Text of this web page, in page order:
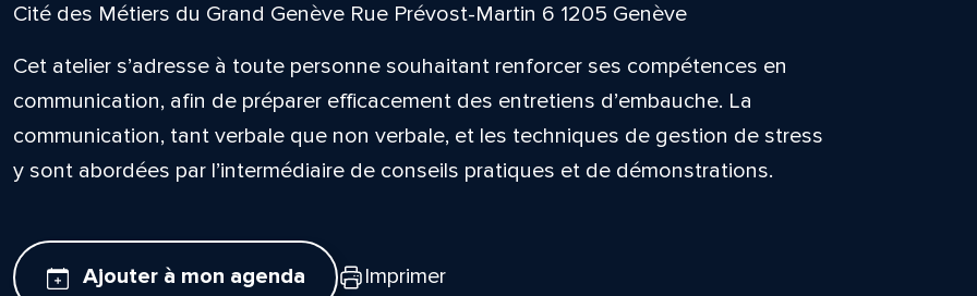
Cité des Métiers du Grand Genève Rue Prévost-Martin 6 1205 Genève
Cet atelier s’adresse à toute personne souhaitant renforcer ses compétences en
communication, afin de préparer efficacement des entretiens d’embauche. La
communication, tant verbale que non verbale, et les techniques de gestion de stress
y sont abordées par l’intermédiaire de conseils pratiques et de démonstrations.
Ajouter à mon agenda Imprimer